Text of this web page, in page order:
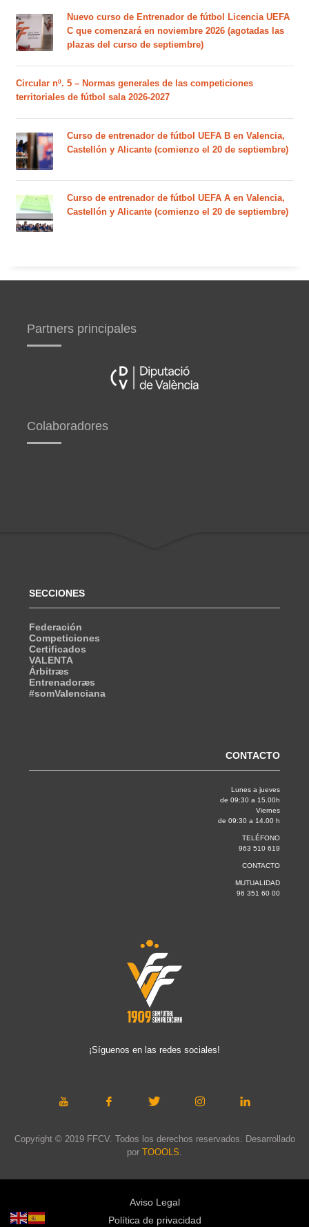
Nuevo curso de Entrenador de fútbol Licencia UEFA
C que comenzará en noviembre 2026 (agotadas las
plazas del curso de septiembre)
Circular nº. 5 – Normas generales de las competiciones
territoriales de fútbol sala 2026-2027
Curso de entrenador de fútbol UEFA B en Valencia,
Castellón y Alicante (comienzo el 20 de septiembre)
Curso de entrenador de fútbol UEFA A en Valencia,
Castellón y Alicante (comienzo el 20 de septiembre)
Partners principales
Colaboradores
SECCIONES
Federación
Competiciones
Certificados
VALENTA
Árbitræs
Entrenadoræs
#somValenciana
CONTACTO
Lunes a jueves
de 09:30 a 15.00h
Viernes
de 09:30 a 14.00 h
TELÉFONO
963 510 619
CONTACTO
MUTUALIDAD
96 351 60 00
¡Síguenos en las redes sociales!
Copyright © 2019 FFCV. Todos los derechos reservados. Desarrollado
por TOOOLS.
Aviso Legal
Política de privacidad